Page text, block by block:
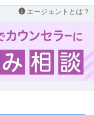
エージェントとは？